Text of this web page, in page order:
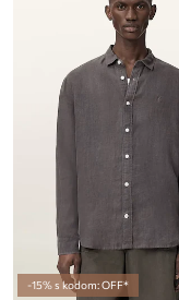
-15% s kodom: OFF*